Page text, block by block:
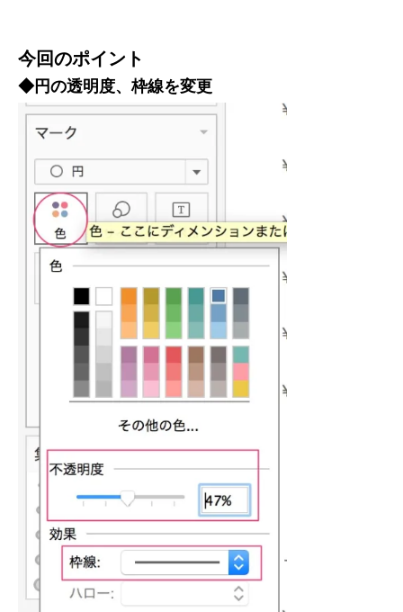
今回のポイント
◆円の透明度、枠線を変更